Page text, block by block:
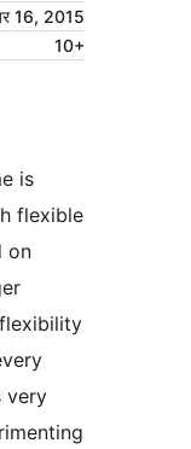
16, 2015
10+
is
flexible
on
very